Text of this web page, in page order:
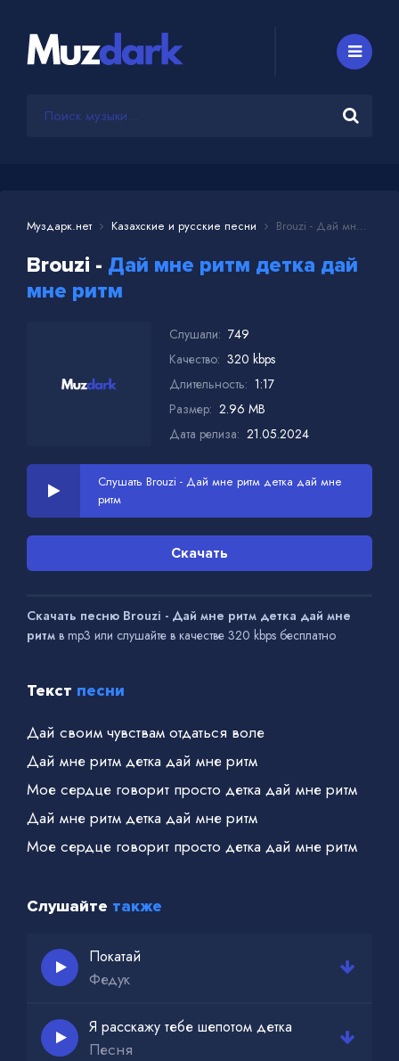
Муздарк.нет Казахские и русские песни Brouzi - Дай мне ритм детка дай мне ритм
Brouzi - Дай мне ритм детка дай
мне ритм
Слушали: 749
Качество: 320 kbps
Длительность: 1:17
Размер: 2.96 MB
Дата релиза: 21.05.2024
Слушать Brouzi - Дай мне ритм детка дай мне
ритм
Скачать
Скачать песню Brouzi - Дай мне ритм детка дай мне
ритм в mp3 или слушайте в качестве 320 kbps бесплатно
Текст песни
Дай своим чувствам отдаться воле
Дай мне ритм детка дай мне ритм
Мое сердце говорит просто детка дай мне ритм
Дай мне ритм детка дай мне ритм
Мое сердце говорит просто детка дай мне ритм
Слушайте также
Покатай
Федук
Я расскажу тебе шепотом детка
Песня